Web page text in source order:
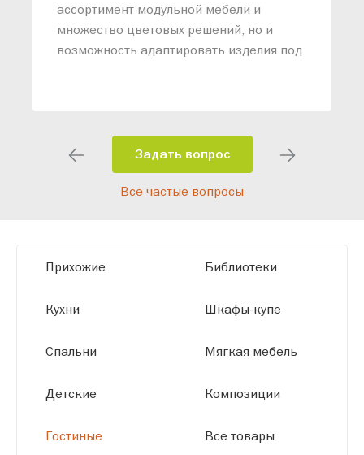
ассортимент модульной мебели и
множество цветовых решений, но и
возможность адаптировать изделия под
помещения и личные пожелания.
Благодаря современному
высокотехнологичному оборудованию
размерам.
Задать вопрос
Все частые вопросы
Прихожие
Кухни
Спальни
Детские
Гостиные
Библиотеки
Шкафы-купе
Мягкая мебель
Композиции
Все товары